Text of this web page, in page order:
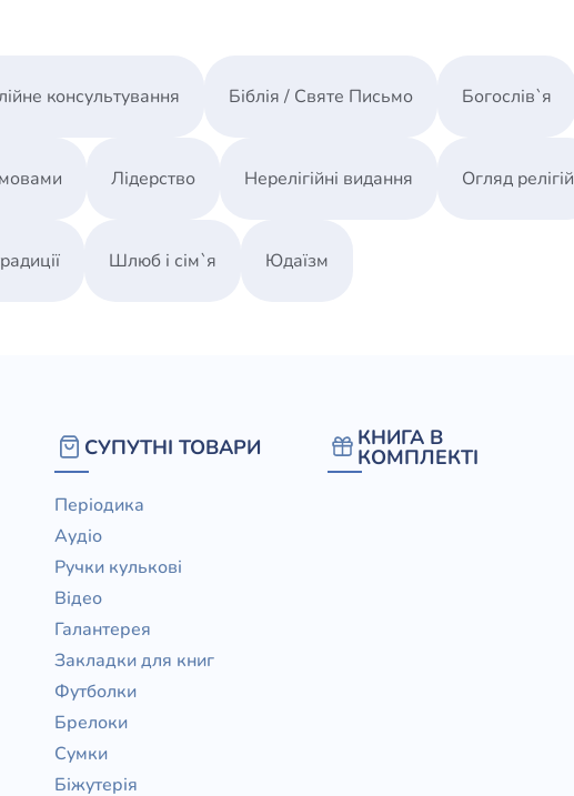
консультування Біблія / Святе Письмо Богослів`я
Лідерство Нерелігійні видання Огляд релігій
Шлюб і сім`я Юдаїзм
СУПУТНІ ТОВАРИ
Періодика
Аудіо
Ручки кулькові
Відео
Галантерея
Закладки для книг
Футболки
Брелоки
Сумки
Біжутерія
КНИГА В
КОМПЛЕКТІ